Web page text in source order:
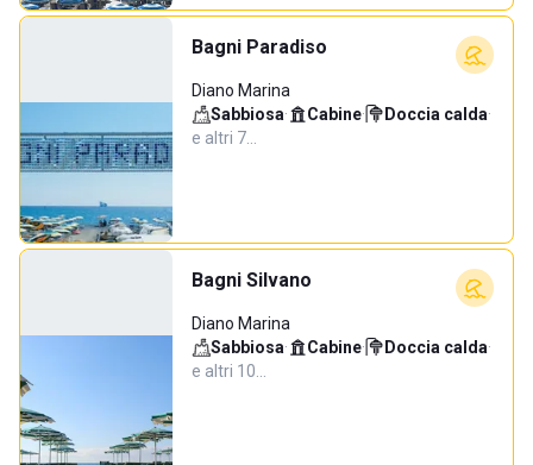
Bagni Paradiso
Diano Marina
Sabbiosa· Cabine· Doccia calda·
e altri 7…
Bagni Silvano
Diano Marina
Sabbiosa· Cabine· Doccia calda·
e altri 10…